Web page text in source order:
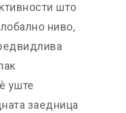
што
ниво,
уште
заедница